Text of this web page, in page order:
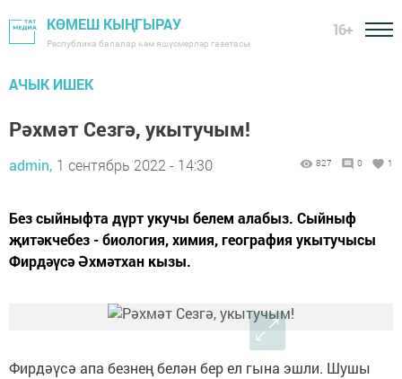
КӨМЕШ КЫҢГЫРАУ
Республика балалар һәм яшүсмерләр газетасы
16+
АЧЫК ИШЕК
Рәхмәт Сезгә, укытучым!
admin, 1 сентябрь 2022 - 14:30 827 0 1
Без сыйныфта дүрт укучы белем алабыз. Сыйныф
җитәкчебез - биология, химия, география укытучысы
Фирдәүсә Әхмәтхан кызы.
Фирдәүсә апа безнең белән бер ел гына эшли. Шушы